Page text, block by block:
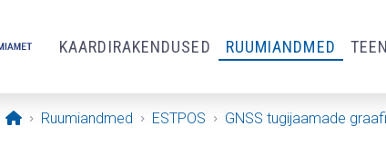
KAARDIRAKENDUSED RUUMIANDMED
Avaleht
Ruumiandmed ESTPOS GNSS tugijaamade